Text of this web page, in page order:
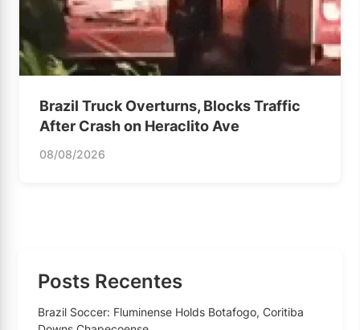
Brazil Truck Overturns, Blocks Traffic
After Crash on Heraclito Ave
08/08/2026
Posts Recentes
Brazil Soccer: Fluminense Holds Botafogo, Coritiba